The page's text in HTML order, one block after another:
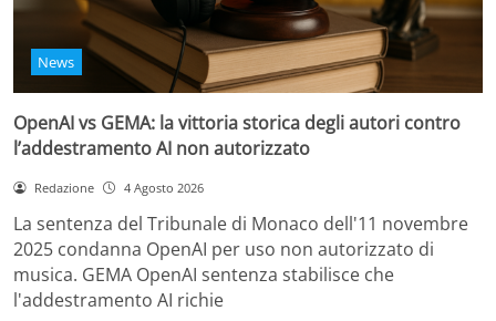
News
OpenAI vs GEMA: la vittoria storica degli autori contro
l’addestramento AI non autorizzato
Redazione 4 Agosto 2026
La sentenza del Tribunale di Monaco dell'11 novembre
2025 condanna OpenAI per uso non autorizzato di
musica. GEMA OpenAI sentenza stabilisce che
l'addestramento AI richie